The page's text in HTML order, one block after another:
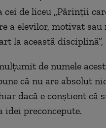
de liceu „Părinții
a elevilor, motivat
la această
de numele
că nu are absolut
dacă e conștient
idei preconcepute.